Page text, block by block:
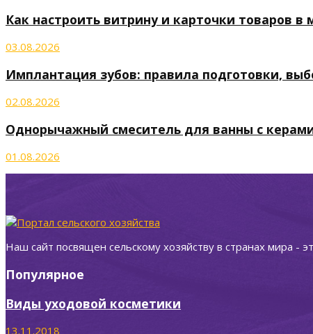
Как настроить витрину и карточки товаров в
03.08.2026
Имплантация зубов: правила подготовки,
02.08.2026
Однорычажный смеситель для ванны с
01.08.2026
Наш сайт посвящен сельскому хозяйству в странах мира -
Популярное
Виды уходовой косметики
13.11.2018